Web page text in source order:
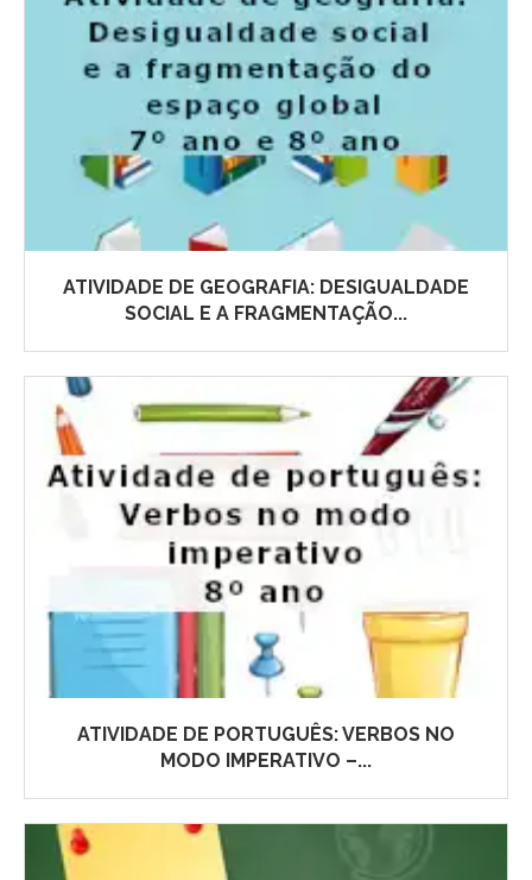
ATIVIDADE DE GEOGRAFIA: DESIGUALDADE
SOCIAL E A FRAGMENTAÇÃO...
ATIVIDADE DE PORTUGUÊS: VERBOS NO
MODO IMPERATIVO –...